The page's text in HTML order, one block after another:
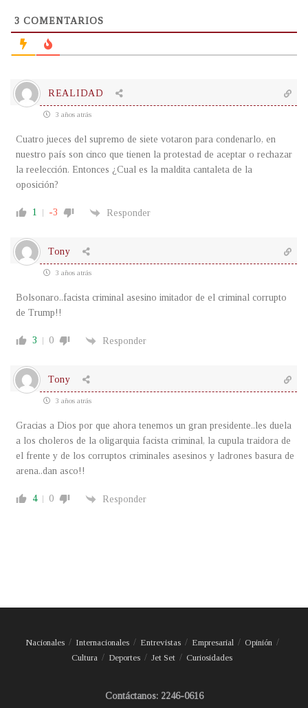
3 COMENTARIOS
REALIDAD
3 años atrás
Cuatro jueces del supremo de siete votaron para condenarlo, en
nuestro país son cinco que tienen la protestad de aceptar o rechazar
la reelección. Entonces ¿Cual es la maldita cantaleta de la
oposición?
1 -3 Responder
Tony
3 años atrás
Bolsonaro..facista criminal asesino imitador de el criminal corrupto
de Trump!!
3 0 Responder
Tony
3 años atrás
Gracias a Dios por que ahora tenemos un gran presidente..les duela
a los choleros de la oligarquia facista criminal, la cupula traidora de
el frente y de los corruptos criminales asesinos y ladrones basura de
arena..dan asco!!
4 0 Responder
Nacionales Internacionales Entrevistas Empresarial
Opinión
Cultura
Deportes Jet Set Curiosidades
Contáctanos: 2246-0616